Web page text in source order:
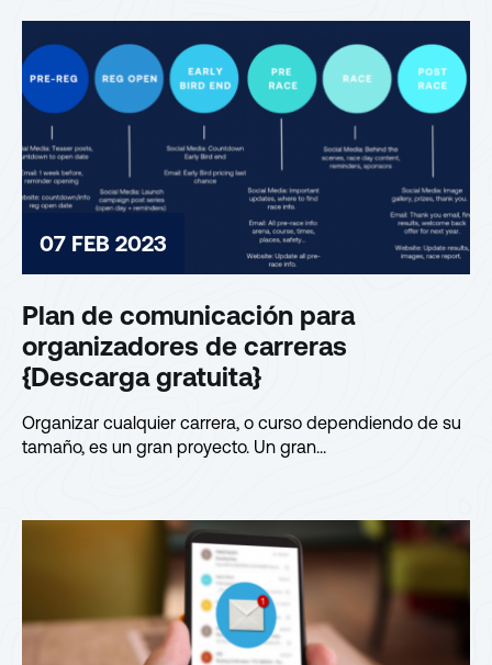
07 FEB 2023
Plan de comunicación para
organizadores de carreras
{Descarga gratuita}
Organizar cualquier carrera, o curso dependiendo de su
tamaño, es un gran proyecto. Un gran...